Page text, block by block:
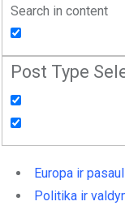
Search in content
Post Type
Europa ir
Politika ir